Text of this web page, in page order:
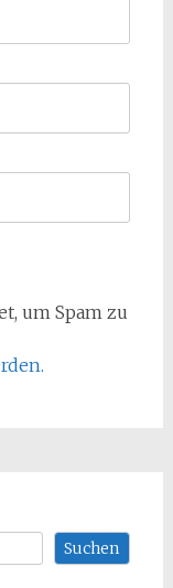
um Spam zu
Suchen